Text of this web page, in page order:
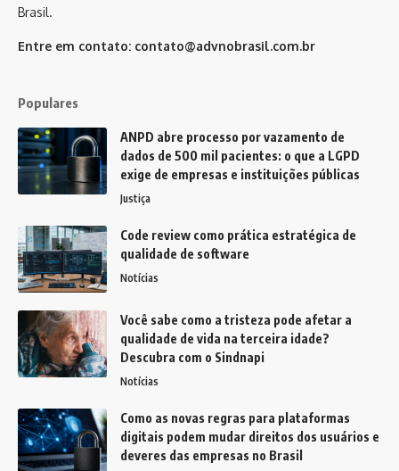
Brasil.
Entre em contato: contato@advnobrasil.com.br
Populares
ANPD abre processo por vazamento de
dados de 500 mil pacientes: o que a LGPD
exige de empresas e instituições públicas
Justiça
Code review como prática estratégica de
qualidade de software
Notícias
Você sabe como a tristeza pode afetar a
qualidade de vida na terceira idade?
Descubra com o Sindnapi
Notícias
Como as novas regras para plataformas
digitais podem mudar direitos dos usuários e
deveres das empresas no Brasil